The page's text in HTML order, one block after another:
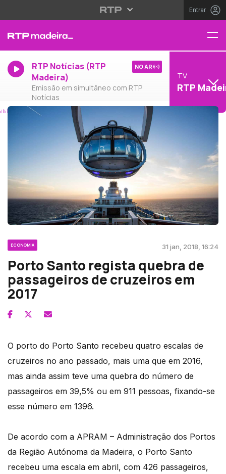
Entrar
RTP Notícias (RTP
Madeira)
Emissão em simultâneo com RTP
Notícias
NO AR
TV
RTP
ECONOMIA 31 jan, 2018, 16:24
Porto Santo regista quebra de
passageiros de cruzeiros em
2017
O porto do Porto Santo recebeu quatro escalas de
cruzeiros no ano passado, mais uma que em 2016,
mas ainda assim teve uma quebra do número de
passageiros em 39,5% ou em 911 pessoas, fixando-se
esse número em 1396.
De acordo com a APRAM – Administração dos Portos
da Região Autónoma da Madeira, o Porto Santo
recebeu uma escala em abril, com 426 passageiros,